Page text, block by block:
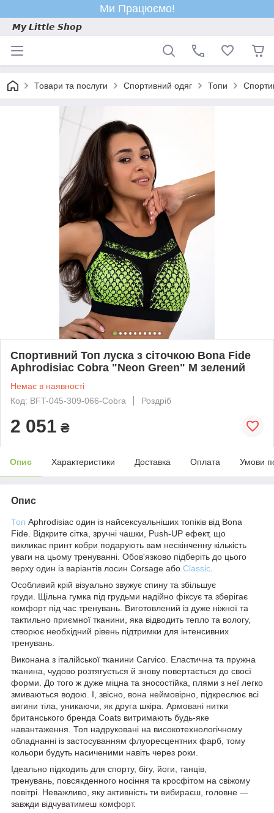
Ми Працюємо!
𝙈𝙮 𝙇𝙞𝙩𝙩𝙡𝙚 𝙎𝙝𝙤𝙥
Товари та послуги Спортивний одяг Топи
Спортивний Топ луска з сіточкою Bona Fide
Aphrodisiac Cobra "Neon Green" M зелений
Немає в наявності
Код: BFT-045-309-066-Cobra
Роздріб
2 051 ₴
Опис Характеристики Доставка Оплата Умови
Опис
Топ Aphrodisiac один із найсексуальніших топіків від Bona
Fide. Відкрите сітка, зручні чашки, Push-UP ефект, що
викликає принт кобри подарують вам нескінченну кількість
уваги на цьому тренуванні. Обов'язково підберіть до цього
верху один із варіантів лосин Corsage або Classic
Особливий крій візуально звужує спину та збільшує
груди. Щільна гумка під грудьми надійно фіксує та зберігає
комфорт під час тренувань. Виготовлений із дуже ніжної та
тактильно приємної тканини, яка відводить тепло та вологу,
створює необхідний рівень підтримки для інтенсивних
тренувань.
Виконана з італійської тканини Carvico. Еластична та пружна
тканина, чудово розтягується й знову повертається до своєї
форми. До того ж дуже міцна та зносостійка, плями з неї легко
змиваються водою. І, звісно, вона неймовірно, підкреслює всі
вигини тіла, уникаючи, як друга шкіра. Армовані нитки
британського бренда Coats витримають будь-яке
навантаження. Топ надруковані на високотехнологічному
обладнанні із застосуванням флуоресцентних фарб, тому
кольори будуть насиченими навіть через роки.
Ідеально підходить для спорту, бігу, йоги, танців,
тренувань, повсякденного носіння та кросфітом на свіжому
повітрі. Неважливо, яку активність ти вибираєш, головне —
завжди відчуватимеш комфорт.